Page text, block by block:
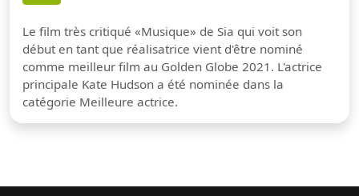
Le film très critiqué «Musique» de Sia qui voit son
début en tant que réalisatrice vient d'être nominé
comme meilleur film au Golden Globe 2021. L'actrice
principale Kate Hudson a été nominée dans la
catégorie Meilleure actrice.